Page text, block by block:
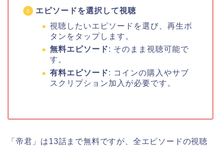
エピソードを選択して視聴
視聴したいエピソードを選び、再生ボ
タンをタップします。
無料エピソード: そのまま視聴可能で
す。
有料エピソード: コインの購入やサブ
スクリプション加入が必要です。
「帝君」は13話まで無料ですが、全エピソードの視聴